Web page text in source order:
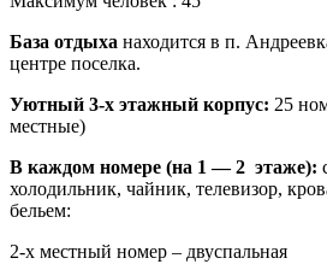
База отдыха находится в п.
центре поселка.
Уютный 3-х этажный корпус: 25
местные)
В каждом номере (на 1 — 2 этаже):
холодильник, чайник, телевизор,
бельем:
2-х местный номер – двуспальная